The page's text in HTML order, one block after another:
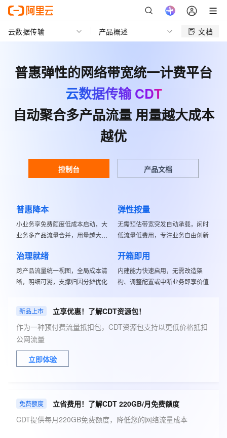
云数据传输 产品概述 文档
普惠弹性的网络带宽统一计费平台
云数据传输 CDT
自动聚合多产品流量 用量越大成本
越优
控制台 产品文档
普惠降本
小业务享免费额度低成本启动，大
业务多产品流量合并，用量越大单
弹性按量
无需预估带宽突发自动承载，闲时
低流量低费用，专注业务自由创新
治理就绪
跨产品流量统一视图，全局成本清
晰，明细可溯，支撑归因分摊优化
开箱即用
内建能力快速启用，无需改造架
构、调整配置或中断业务即享价值
新品上市
立享优惠！了解CDT资源包！
作为一种预付费流量抵扣包，CDT资源包支持以更低价格抵扣
公网流量
立即体验
免费额度
立省费用！了解CDT 220GB/月免费额度
CDT提供每月220GB免费额度，降低您的网络流量成本